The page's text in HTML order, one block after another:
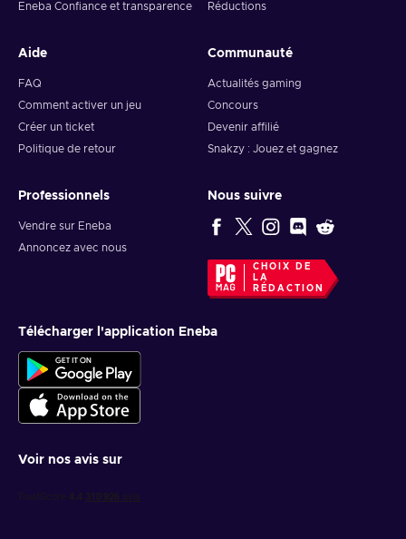
Eneba Confiance et transparence
Réductions
Aide
FAQ
Comment activer un jeu
Créer un ticket
Politique de retour
Communauté
Actualités gaming
Concours
Devenir affilié
Snakzy : Jouez et gagnez
Professionnels
Vendre sur Eneba
Annoncez avec nous
Nous suivre
CHOIX DE
LA
RÉDACTION
Télécharger l'application Eneba
Voir nos avis sur